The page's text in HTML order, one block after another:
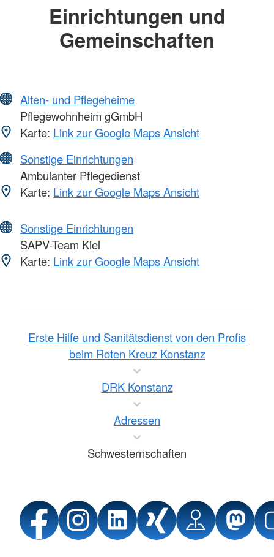
Einrichtungen und
Gemeinschaften
Alten- und Pflegeheime
Pflegewohnheim gGmbH
Karte: Link zur Google Maps Ansicht
Sonstige Einrichtungen
Ambulanter Pflegedienst
Karte: Link zur Google Maps Ansicht
Sonstige Einrichtungen
SAPV-Team Kiel
Karte: Link zur Google Maps Ansicht
Erste Hilfe und Sanitätsdienst von den Profis
beim Roten Kreuz Konstanz
DRK Konstanz
Adressen
Schwesternschaften